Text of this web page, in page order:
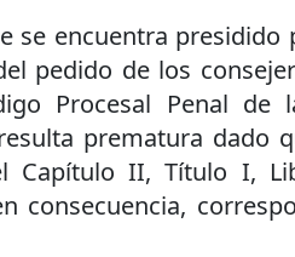
se encuentra
pedido de los
Procesal Penal de
prematura dado
Capítulo II, Título I,
consecuencia,